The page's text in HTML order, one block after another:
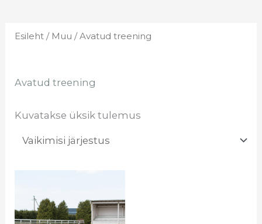
Esileht / Muu / Avatud treening
Avatud treening
Kuvatakse üksik tulemus